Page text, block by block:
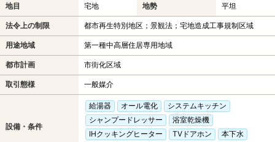
地目 宅地 地勢 平坦
法令上の制限 都市再生特別地区；景観法；宅地造成工事規制区域
用途地域 第一種中高層住居専用地域
都市計画 市街化区域
取引態様 一般媒介
設備・条件
給湯器 オール電化
システムキッチン
シャンプードレッサー
浴室乾燥機
IHクッキングヒーター
TVドアホン
本下水